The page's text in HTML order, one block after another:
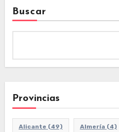
Buscar
Provincias
Alicante (49) Almería (4)